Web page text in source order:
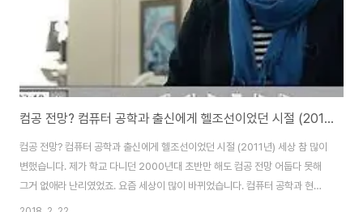
컴공 전망? 컴퓨터 공학과 출신에게 헬조선이었던 시절 (2011년)
컴공 전망? 컴퓨터 공학과 출신에게 헬조선이었던 시절 (2011년) 세상 참 많이
변했습니다. 제가 학교 다니던 2000년대 초반만 해도 컴공 전망 어둡다 못해
그거 없애라 난리였었죠. 요즘 세상이 많이 바뀌었습니다. 컴퓨터 공학과 현실
이 이렇게 바뀔줄 몰랐네요. 참조 : 개발자? 그거 아무나 하는 거! 컴공 전망? 그